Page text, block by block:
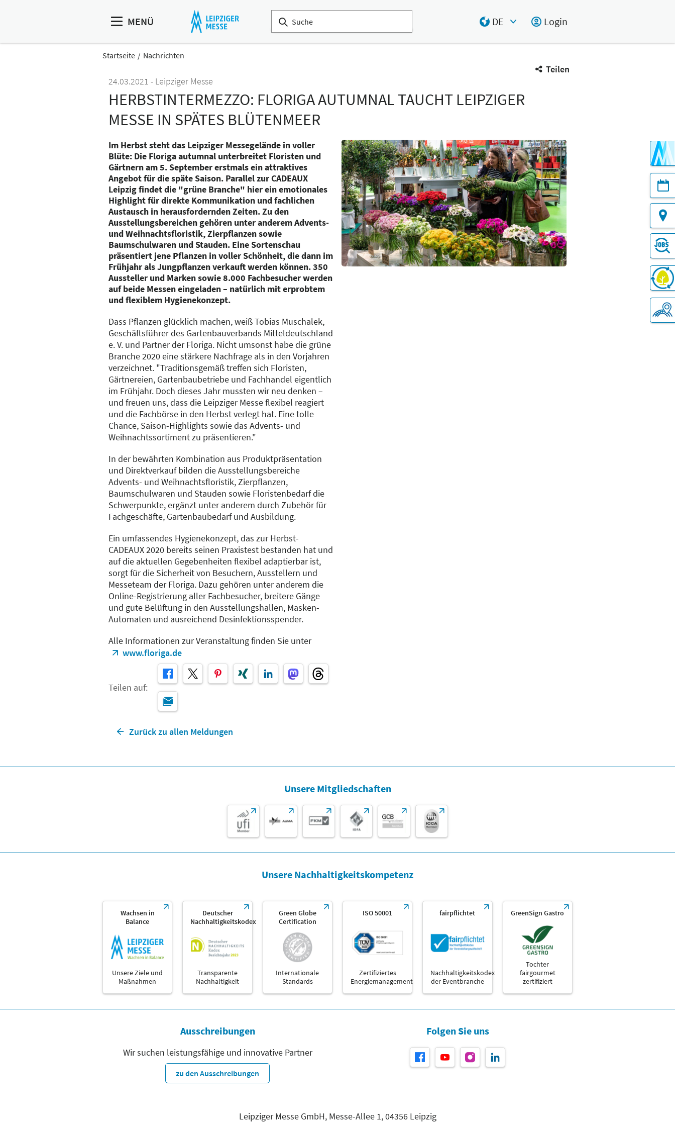
MENÜ
DE
Login
Startseite Nachrichten
Teilen
24.03.2021
Leipziger Messe
HERBSTINTERMEZZO: FLORIGA AUTUMNAL TAUCHT LEIPZIGER
MESSE IN SPÄTES BLÜTENMEER
Im Herbst steht das Leipziger Messegelände in voller
Blüte: Die Floriga autumnal unterbreitet Floristen und
Gärtnern am 5. September erstmals ein attraktives
Angebot für die späte Saison. Parallel zur CADEAUX
Leipzig findet die "grüne Branche" hier ein emotionales
Highlight für direkte Kommunikation und fachlichen
Austausch in herausfordernden Zeiten. Zu den
Ausstellungsbereichen gehören unter anderem Advents-
und Weihnachtsfloristik, Zierpflanzen sowie
Baumschulwaren und Stauden. Eine Sortenschau
präsentiert jene Pflanzen in voller Schönheit, die dann im
Frühjahr als Jungpflanzen verkauft werden können. 350
Aussteller und Marken sowie 8.000 Fachbesucher werden
auf beide Messen eingeladen – natürlich mit erprobtem
und flexiblem Hygienekonzept.
Dass Pflanzen glücklich machen, weiß Tobias Muschalek,
Geschäftsführer des Gartenbauverbands Mitteldeutschland
e. V. und Partner der Floriga. Nicht umsonst habe die grüne
Branche 2020 eine stärkere Nachfrage als in den Vorjahren
verzeichnet. "Traditionsgemäß treffen sich Floristen,
Gärtnereien, Gartenbaubetriebe und Fachhandel eigentlich
im Frühjahr. Doch dieses Jahr mussten wir neu denken –
und freuen uns, dass die Leipziger Messe flexibel reagiert
und die Fachbörse in den Herbst verlegt hat. Eine tolle
Chance, Saison-Highlights sowie das Advents- und
Weihnachtssortiment zu präsentieren."
In der bewährten Kombination aus Produktpräsentation
und Direktverkauf bilden die Ausstellungsbereiche
Advents- und Weihnachtsfloristik, Zierpflanzen,
Baumschulwaren und Stauden sowie Floristenbedarf die
Schwerpunkte, ergänzt unter anderem durch Zubehör für
Fachgeschäfte, Gartenbaubedarf und Ausbildung.
Ein umfassendes Hygienekonzept, das zur Herbst-
CADEAUX 2020 bereits seinen Praxistest bestanden hat und
auf die aktuellen Gegebenheiten flexibel adaptierbar ist,
sorgt für die Sicherheit von Besuchern, Ausstellern und
Messeteam der Floriga. Dazu gehören unter anderem die
Online-Registrierung aller Fachbesucher, breitere Gänge
und gute Belüftung in den Ausstellungshallen, Masken-
Automaten und ausreichend Desinfektionsspender.
Alle Informationen zur Veranstaltung finden Sie unter
www.floriga.de
Teilen auf:
Zurück zu allen Meldungen
Unsere Mitgliedschaften
Unsere Nachhaltigkeitskompetenz
Wachsen in
Balance
Unsere Ziele und
Maßnahmen
Deutscher
Nachhaltigkeitskodex
Transparente
Nachhaltigkeit
Green Globe
Certification
Internationale
Standards
ISO 50001
Zertifiziertes
Energiemanagement
fairpflichtet
Nachhaltigkeitskodex
der Eventbranche
GreenSign Gastro
Tochter
fairgourmet
zertifiziert
Ausschreibungen
Wir suchen leistungsfähige und innovative Partner
zu den Ausschreibungen
Folgen Sie uns
Leipziger Messe GmbH, Messe-Allee 1, 04356 Leipzig